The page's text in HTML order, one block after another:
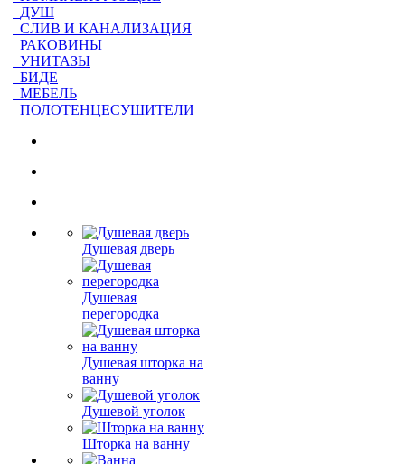
ДУШ
СЛИВ И КАНАЛИЗАЦИЯ
РАКОВИНЫ
УНИТАЗЫ
БИДЕ
МЕБЕЛЬ
ПОЛОТЕНЦЕСУШИТЕЛИ
Душевая дверь
Душевая
перегородка
Душевая шторка на
ванну
Душевой уголок
Шторка на ванну